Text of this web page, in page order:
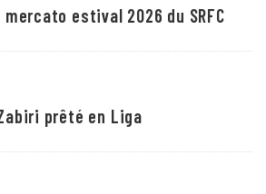
mercato estival 2026 du SRFC
prêté en Liga